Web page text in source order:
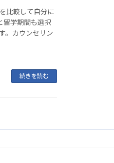
比較して自分に
留学期間も選択
。カウンセリン
続きを読む